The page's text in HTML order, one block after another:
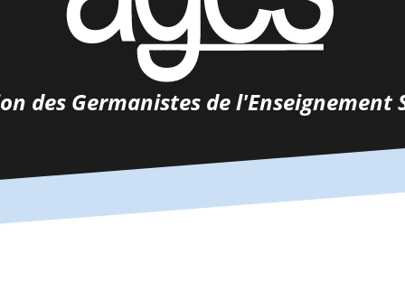
des Germanistes de l'Enseignement